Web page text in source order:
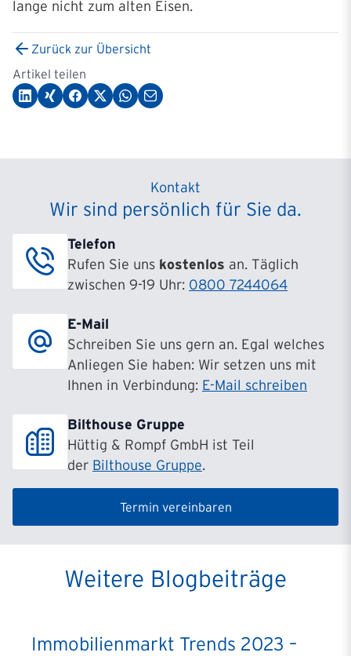
lange nicht zum alten Eisen.
Zurück zur Übersicht
Artikel teilen
Kontakt
Wir sind persönlich für Sie da.
Telefon
Rufen Sie uns kostenlos an. Täglich
zwischen 9-19 Uhr: 0800 7244064
E-Mail
Schreiben Sie uns gern an. Egal welches
Anliegen Sie haben: Wir setzen uns mit
Ihnen in Verbindung: E-Mail schreiben
Bilthouse Gruppe
Hüttig & Rompf GmbH ist Teil
der Bilthouse Gruppe.
Termin vereinbaren
Weitere Blogbeiträge
Immobilienmarkt Trends 2023 –